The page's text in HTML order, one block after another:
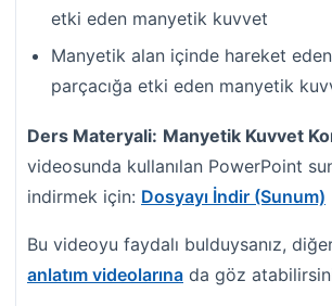
etki eden manyetik kuvvet
Manyetik alan içinde hareket
parçacığa etki eden manyetik
Ders Materyali: Manyetik Kuvvet
videosunda kullanılan PowerPoint
indirmek için: Dosyayı İndir (Sunum)
Bu videoyu faydalı bulduysanız,
anlatım videolarına da göz